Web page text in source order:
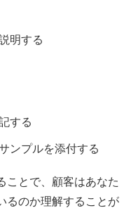
明する
する
ンプルを添付する
ことで、顧客はあなた
るのか理解することが